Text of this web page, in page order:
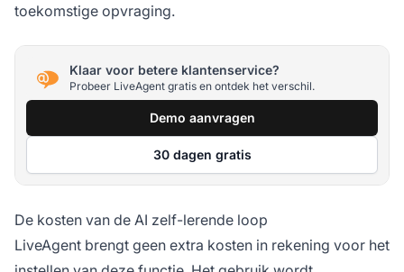
toekomstige opvraging.
Klaar voor betere klantenservice?
Probeer LiveAgent gratis en ontdek het verschil.
Demo aanvragen
30 dagen gratis
De kosten van de AI zelf-lerende loop
LiveAgent brengt geen extra kosten in rekening voor het